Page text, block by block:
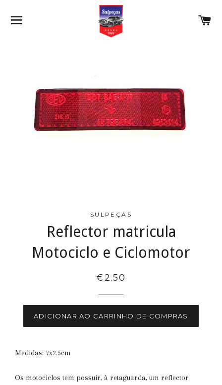
SULPEÇAS
Reflector matricula
Motociclo e Ciclomotor
€2.50
ADICIONAR AO CARRINHO DE COMPRAS
Medidas: 7x2.5cm
Os motociclos tem possuir, à retaguarda, um reflector